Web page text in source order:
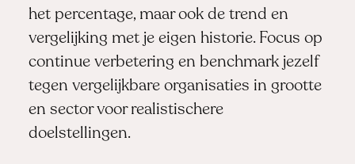
het percentage, maar ook de trend en
vergelijking met je eigen historie. Focus op
continue verbetering en benchmark jezelf
tegen vergelijkbare organisaties in grootte
en sector voor realistischere
doelstellingen.